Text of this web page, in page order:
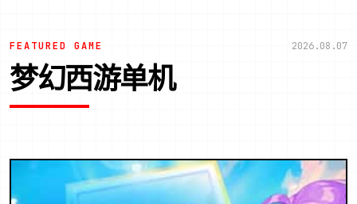
FEATURED GAME 2026.08.07
梦幻西游单机